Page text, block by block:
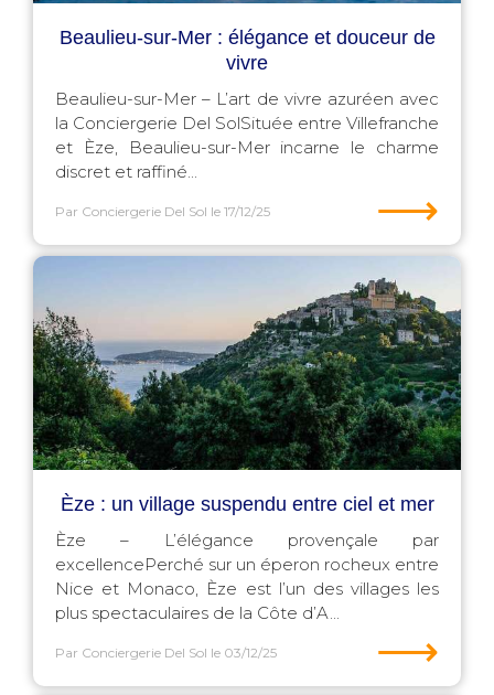
Beaulieu-sur-Mer : élégance et douceur de
vivre
Beaulieu-sur-Mer – L’art de vivre azuréen avec
la Conciergerie Del SolSituée entre Villefranche
et Èze, Beaulieu-sur-Mer incarne le charme
discret et raffiné...
Par Conciergerie Del Sol le 17/12/25 ⟶
Èze : un village suspendu entre ciel et mer
Èze – L’élégance provençale par
excellencePerché sur un éperon rocheux entre
Nice et Monaco, Èze est l’un des villages les
plus spectaculaires de la Côte d’A...
Par Conciergerie Del Sol le 03/12/25 ⟶